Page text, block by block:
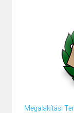
Megalakítási